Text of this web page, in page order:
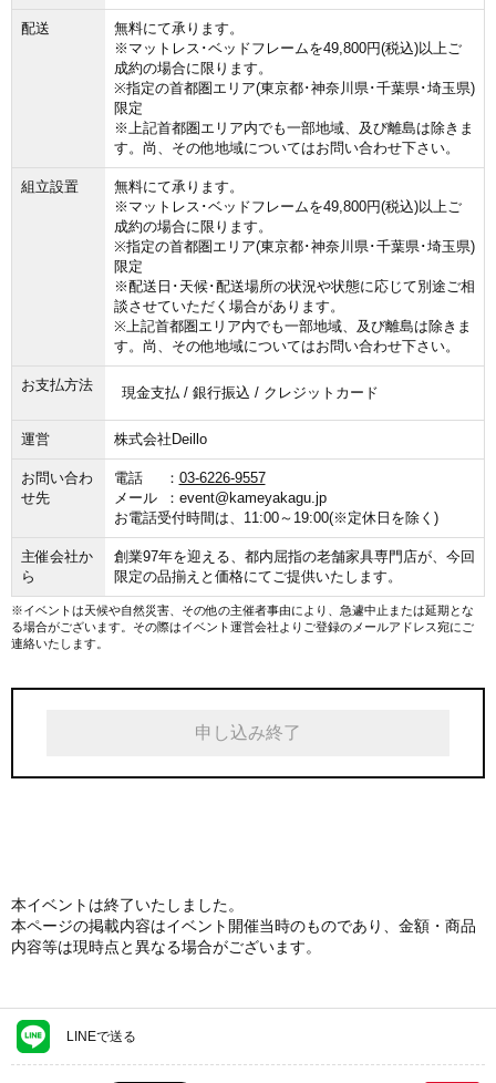
配送
無料にて承ります。
※マットレス･ベッドフレームを49,800円(税込)以上ご
成約の場合に限ります。
※指定の首都圏エリア(東京都･神奈川県･千葉県･埼玉県)
限定
※上記首都圏エリア内でも一部地域、及び離島は除きま
す。尚、その他地域についてはお問い合わせ下さい。
組立設置
無料にて承ります。
※マットレス･ベッドフレームを49,800円(税込)以上ご
成約の場合に限ります。
※指定の首都圏エリア(東京都･神奈川県･千葉県･埼玉県)
限定
※配送日･天候･配送場所の状況や状態に応じて別途ご相
談させていただく場合があります。
※上記首都圏エリア内でも一部地域、及び離島は除きま
す。尚、その他地域についてはお問い合わせ下さい。
お支払方法 現金支払 / 銀行振込 / クレジットカード
運営 株式会社Deillo
お問い合わ
せ先
電話
03-6226-9557
メール
event@kameyakagu.jp
お電話受付時間は、11:00～19:00(※定休日を除く)
主催会社か
ら
創業97年を迎える、都内屈指の老舗家具専門店が、今回
限定の品揃えと価格にてご提供いたします。
※イベントは天候や自然災害、その他の主催者事由により、急遽中止または延期とな
る場合がございます。その際はイベント運営会社よりご登録のメールアドレス宛にご
連絡いたします。
申し込み終了
本イベントは終了いたしました。
本ページの掲載内容はイベント開催当時のものであり、金額・商品
内容等は現時点と異なる場合がございます。
LINEで送る